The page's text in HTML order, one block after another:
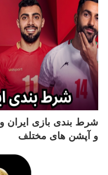
شرط بندی بازی ایران
و آپشن های مختلف